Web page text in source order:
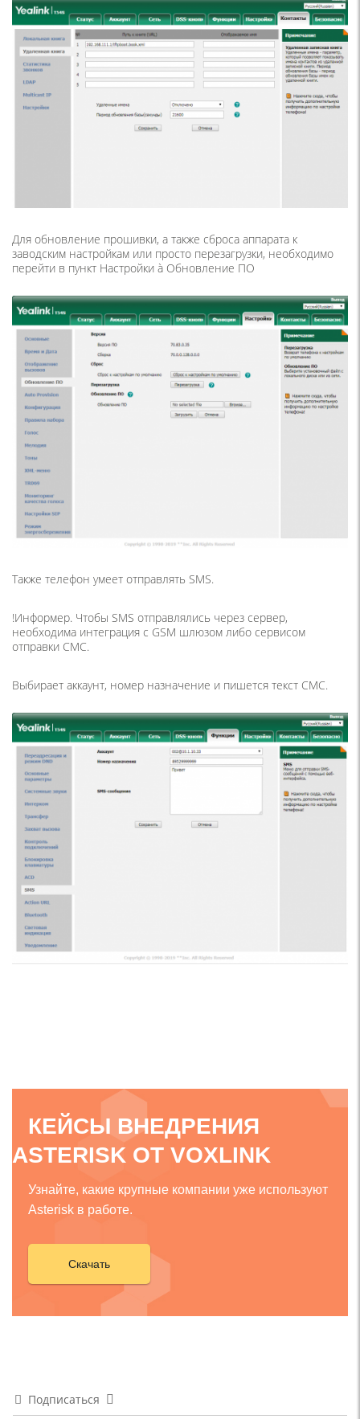
Для обновление прошивки, а также сброса аппарата к
заводским настройкам или просто перезагрузки, необходимо
перейти в пункт Настройки à Обновление ПО
Также телефон умеет отправлять SMS.
!Информер. Чтобы SMS отправлялись через сервер,
необходима интеграция с GSM шлюзом либо сервисом
отправки СМС.
Выбирает аккаунт, номер назначение и пишется текст СМС.
КЕЙСЫ ВНЕДРЕНИЯ
ASTERISK ОТ VOXLINK
Узнайте, какие крупные компании уже используют
Asterisk в работе.
Скачать
Подписаться